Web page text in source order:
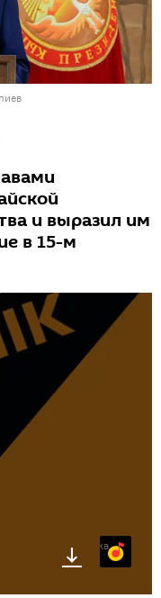
и выразил им
в 15-м
Яндекс.Музыка